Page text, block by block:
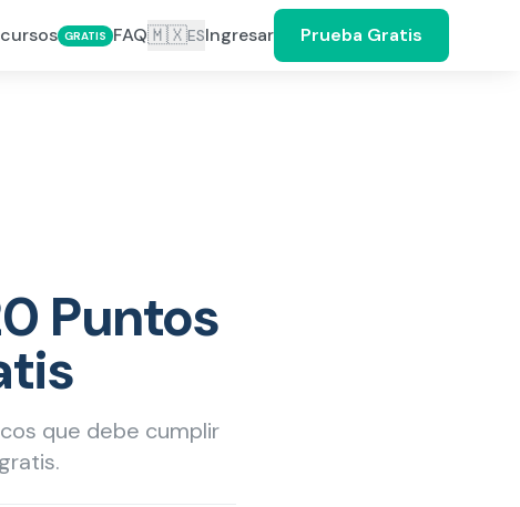
GRATIS FAQ🇲🇽ESIngresar Prueba Gratis
Puntos
que debe cumplir